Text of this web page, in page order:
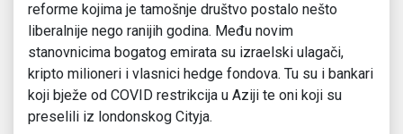
reforme kojima je tamošnje društvo postalo nešto
liberalnije nego ranijih godina. Među novim
stanovnicima bogatog emirata su izraelski ulagači,
kripto milioneri i vlasnici hedge fondova. Tu su i bankari
koji bježe od COVID restrikcija u Aziji te oni koji su
preselili iz londonskog Cityja.